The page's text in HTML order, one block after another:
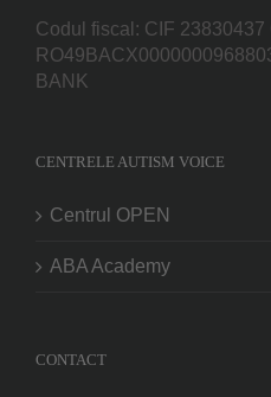
Codul fiscal: CIF 23830437
BANK
CENTRELE AUTISM VOICE
Centrul OPEN
ABA Academy
CONTACT